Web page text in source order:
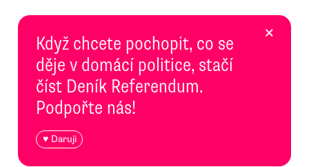
Když chcete pochopit, co se
děje v domácí politice, stačí
číst Deník Referendum.
Podpořte nás!
♥ Daruji
×